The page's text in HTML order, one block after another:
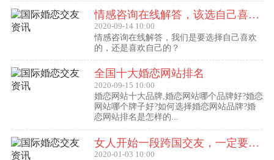
情感咨询在线解答，该选自己喜欢的,还是喜欢自己的？
2020-09-14 10:00
情感咨询在线解答，我们是要选择自己喜欢
的，还是喜欢自己的？
全国十大婚恋网站排名
2020-09-15 10:00
婚恋网站十大品牌,婚恋网站哪个品牌好?婚恋
网站哪个牌子好?如何选择婚恋网站品牌?婚
恋网站排名是怎样的...
女人开始一段跨国交友，一定要问自己这几个问题
2020-01-03 10:00